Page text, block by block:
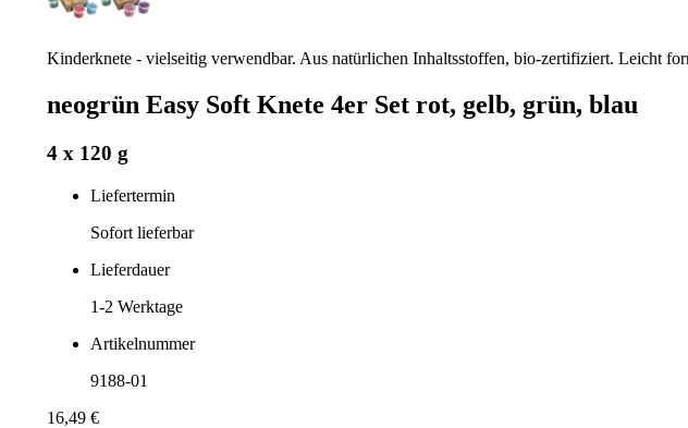
Kinderknete - vielseitig verwendbar. Aus natürlichen Inhaltsstoffen, bio-zertifiziert. Leicht
neogrün Easy Soft Knete 4er Set rot, gelb, grün, blau
4 x 120 g
Liefertermin
Sofort lieferbar
Lieferdauer
1-2 Werktage
Artikelnummer
9188-01
16,49 €